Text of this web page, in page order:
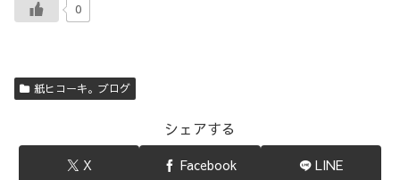
0
紙ヒコーキ。ブログ
シェアする
X Facebook LINE